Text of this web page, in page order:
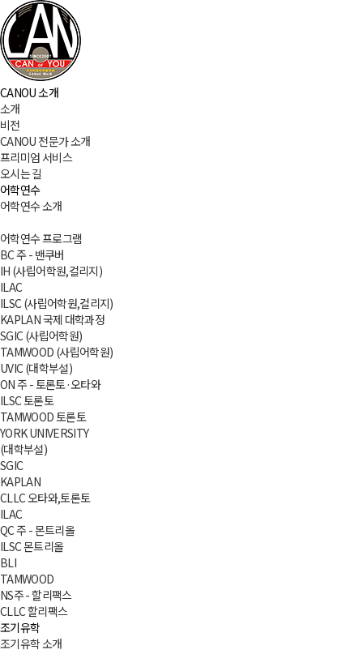
CANOU 소개
소개
비전
CANOU 전문가 소개
프리미엄 서비스
오시는 길
어학연수
어학연수 소개
어학연수 프로그램
BC 주 - 밴쿠버
IH (사립어학원,컬리지)
ILAC
ILSC (사립어학원,컬리지)
KAPLAN 국제 대학과정
SGIC (사립어학원)
TAMWOOD (사립어학원)
UVIC (대학부설)
ON 주 - 토론토·오타와
ILSC 토론토
TAMWOOD 토론토
YORK UNIVERSITY
(대학부설)
SGIC
KAPLAN
CLLC 오타와,토론토
ILAC
QC 주 - 몬트리올
ILSC 몬트리올
BLI
TAMWOOD
NS주 - 할리팩스
CLLC 할리팩스
조기유학
조기유학 소개